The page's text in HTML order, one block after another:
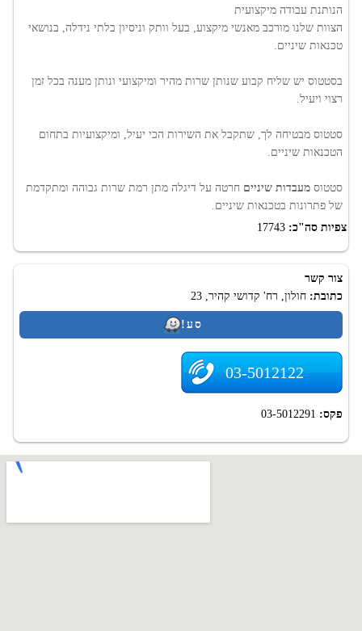
הנותנת עבודה מיקצועית
הצוות שלנו מורכב מאנשי מיקצוע, בעל וותק וניסיון בלתי נידלה, בנושאי
טכנאות שיניים.
בסטטוס יש שליח קבוע שנותן שרות מהיר ומיקצועי ונותן מענה בכל זמן
רצוי ויעיל.
סטטוס מבטיחה לך, שתקבל את השירות הכי יעיל, ומיקצועיות בתחום
הטכנאות שיניים.
סטטוס מעבדות שיניים חרטה על דיגלה מתן רמת שרות גבוהה ומתקדמת
של פתרונות בטכנאות שיניים.
צפיות סה"כ:
צור קשר
כתובת: חולון, רח' קדושי קהיר, 23
סע!
03-5012122
פקס: